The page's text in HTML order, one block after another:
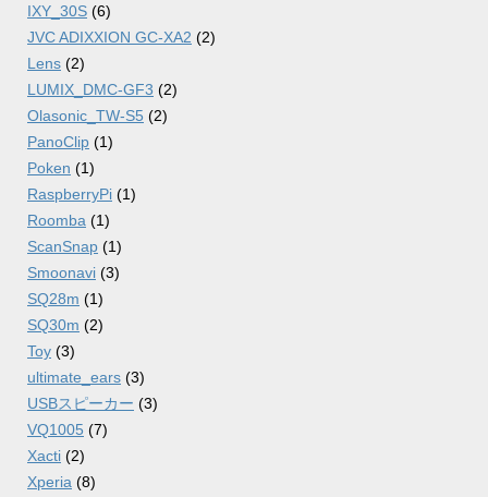
IXY_30S (6)
JVC ADIXXION GC-XA2 (2)
Lens (2)
LUMIX_DMC-GF3 (2)
Olasonic_TW-S5 (2)
PanoClip (1)
Poken (1)
RaspberryPi (1)
Roomba (1)
ScanSnap (1)
Smoonavi (3)
SQ28m (1)
SQ30m (2)
Toy (3)
ultimate_ears (3)
USBスピーカー (3)
VQ1005 (7)
Xacti (2)
Xperia (8)